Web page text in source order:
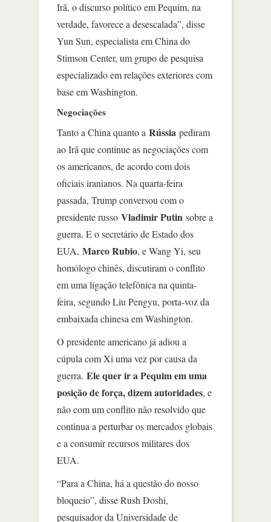
Irã, o discurso político em Pequim, na
verdade, favorece a desescalada”, disse
Yun Sun, especialista em China do
Stimson Center, um grupo de pesquisa
especializado em relações exteriores com
base em Washington.
Negociações
Tanto a China quanto a Rússia pediram
ao Irã que continue as negociações com
os americanos, de acordo com dois
oficiais iranianos. Na quarta-feira
passada, Trump conversou com o
presidente russo Vladimir Putin sobre a
guerra. E o secretário de Estado dos
EUA, Marco Rubio, e Wang Yi, seu
homólogo chinês, discutiram o conflito
em uma ligação telefônica na quinta-
feira, segundo Liu Pengyu, porta-voz da
embaixada chinesa em Washington.
O presidente americano já adiou a
cúpula com Xi uma vez por causa da
guerra. Ele quer ir a Pequim em uma
posição de força, dizem autoridades, e
não com um conflito não resolvido que
continua a perturbar os mercados globais
e a consumir recursos militares dos
EUA.
“Para a China, há a questão do nosso
bloqueio”, disse Rush Doshi,
pesquisador da Universidade de